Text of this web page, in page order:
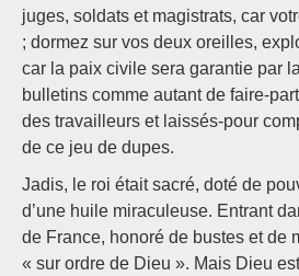
juges, soldats et magistrats, car
; dormez sur vos deux oreilles,
car la paix civile sera garantie par
bulletins comme autant de faire-
des travailleurs et laissés-pour
de ce jeu de dupes.
Jadis, le roi était sacré, doté de
d’une huile miraculeuse. Entrant
de France, honoré de bustes et de
« sur ordre de Dieu ». Mais Dieu